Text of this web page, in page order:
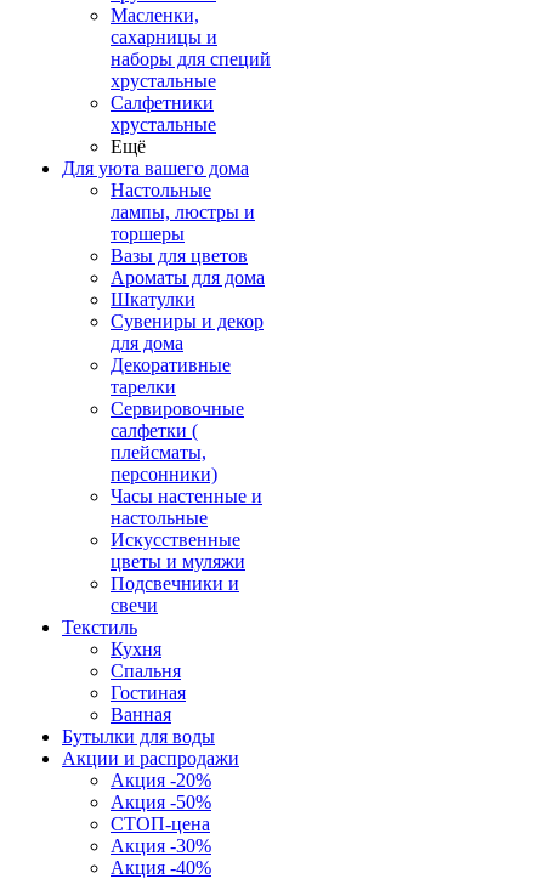
Масленки,
сахарницы и
наборы для специй
хрустальные
Салфетники
хрустальные
Ещё
Для уюта вашего дома
Настольные
лампы, люстры и
торшеры
Вазы для цветов
Ароматы для дома
Шкатулки
Сувениры и декор
для дома
Декоративные
тарелки
Сервировочные
салфетки (
плейсматы,
персонники)
Часы настенные и
настольные
Искусственные
цветы и муляжи
Подсвечники и
свечи
Текстиль
Кухня
Спальня
Гостиная
Ванная
Бутылки для воды
Акции и распродажи
Акция -20%
Акция -50%
СТОП-цена
Акция -30%
Акция -40%